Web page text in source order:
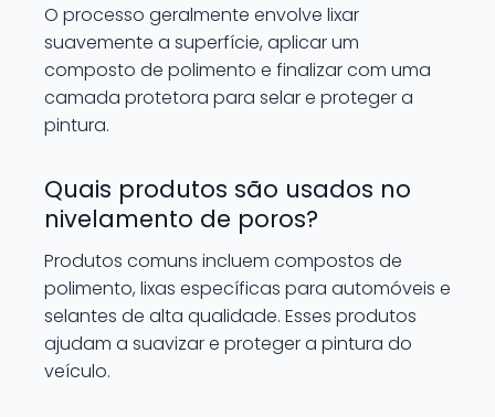
O processo geralmente envolve lixar
suavemente a superfície, aplicar um
composto de polimento e finalizar com uma
camada protetora para selar e proteger a
pintura.
Quais produtos são usados no
nivelamento de poros?
Produtos comuns incluem compostos de
polimento, lixas específicas para automóveis e
selantes de alta qualidade. Esses produtos
ajudam a suavizar e proteger a pintura do
veículo.